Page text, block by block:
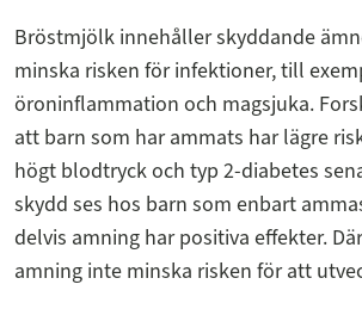
Bröstmjölk innehåller skyddande
minska risken för infektioner, till
öroninflammation och magsjuka.
att barn som har ammats har lägre
högt blodtryck och typ 2-diabetes
skydd ses hos barn som enbart
delvis amning har positiva effekter.
amning inte minska risken för att